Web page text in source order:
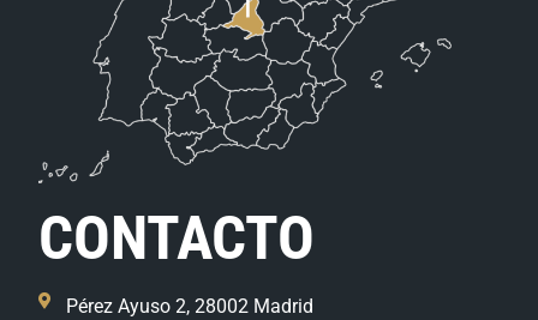
CONTACTO
Pérez Ayuso 2, 28002 Madrid